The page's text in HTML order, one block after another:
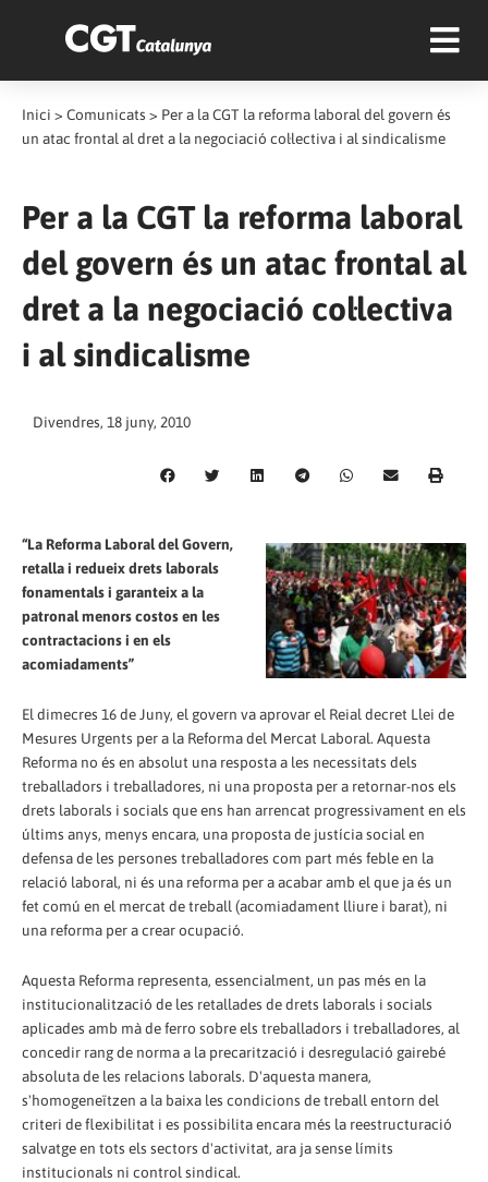
Inici > Comunicats > Per a la CGT la reforma laboral del govern és
un atac frontal al dret a la negociació col·lectiva i al sindicalisme
Per a la CGT la reforma laboral
del govern és un atac frontal al
dret a la negociació col·lectiva
i al sindicalisme
Divendres, 18 juny, 2010
“La Reforma Laboral del Govern,
retalla i redueix drets laborals
fonamentals i garanteix a la
patronal menors costos en les
contractacions i en els
acomiadaments”
El dimecres 16 de Juny, el govern va aprovar el Reial decret Llei de
Mesures Urgents per a la Reforma del Mercat Laboral. Aquesta
Reforma no és en absolut una resposta a les necessitats dels
treballadors i treballadores, ni una proposta per a retornar-nos els
drets laborals i socials que ens han arrencat progressivament en els
últims anys, menys encara, una proposta de justícia social en
defensa de les persones treballadores com part més feble en la
relació laboral, ni és una reforma per a acabar amb el que ja és un
fet comú en el mercat de treball (acomiadament lliure i barat), ni
una reforma per a crear ocupació.
Aquesta Reforma representa, essencialment, un pas més en la
institucionalització de les retallades de drets laborals i socials
aplicades amb mà de ferro sobre els treballadors i treballadores, al
concedir rang de norma a la precarització i desregulació gairebé
absoluta de les relacions laborals. D'aquesta manera,
s'homogeneïtzen a la baixa les condicions de treball entorn del
criteri de flexibilitat i es possibilita encara més la reestructuració
salvatge en tots els sectors d'activitat, ara ja sense límits
institucionals ni control sindical.